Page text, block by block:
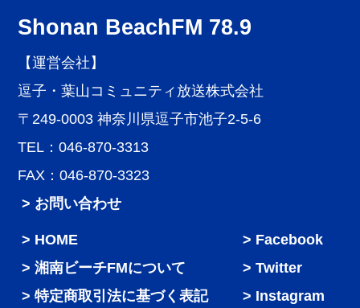
Shonan BeachFM 78.9
【運営会社】
逗子・葉山コミュニティ放送株式会社
〒249-0003 神奈川県逗子市池子2-5-6
TEL：046-870-3313
FAX：046-870-3323
> お問い合わせ
HOME
湘南ビーチFMについて
特定商取引法に基づく表記
Facebook
Twitter
Instagram